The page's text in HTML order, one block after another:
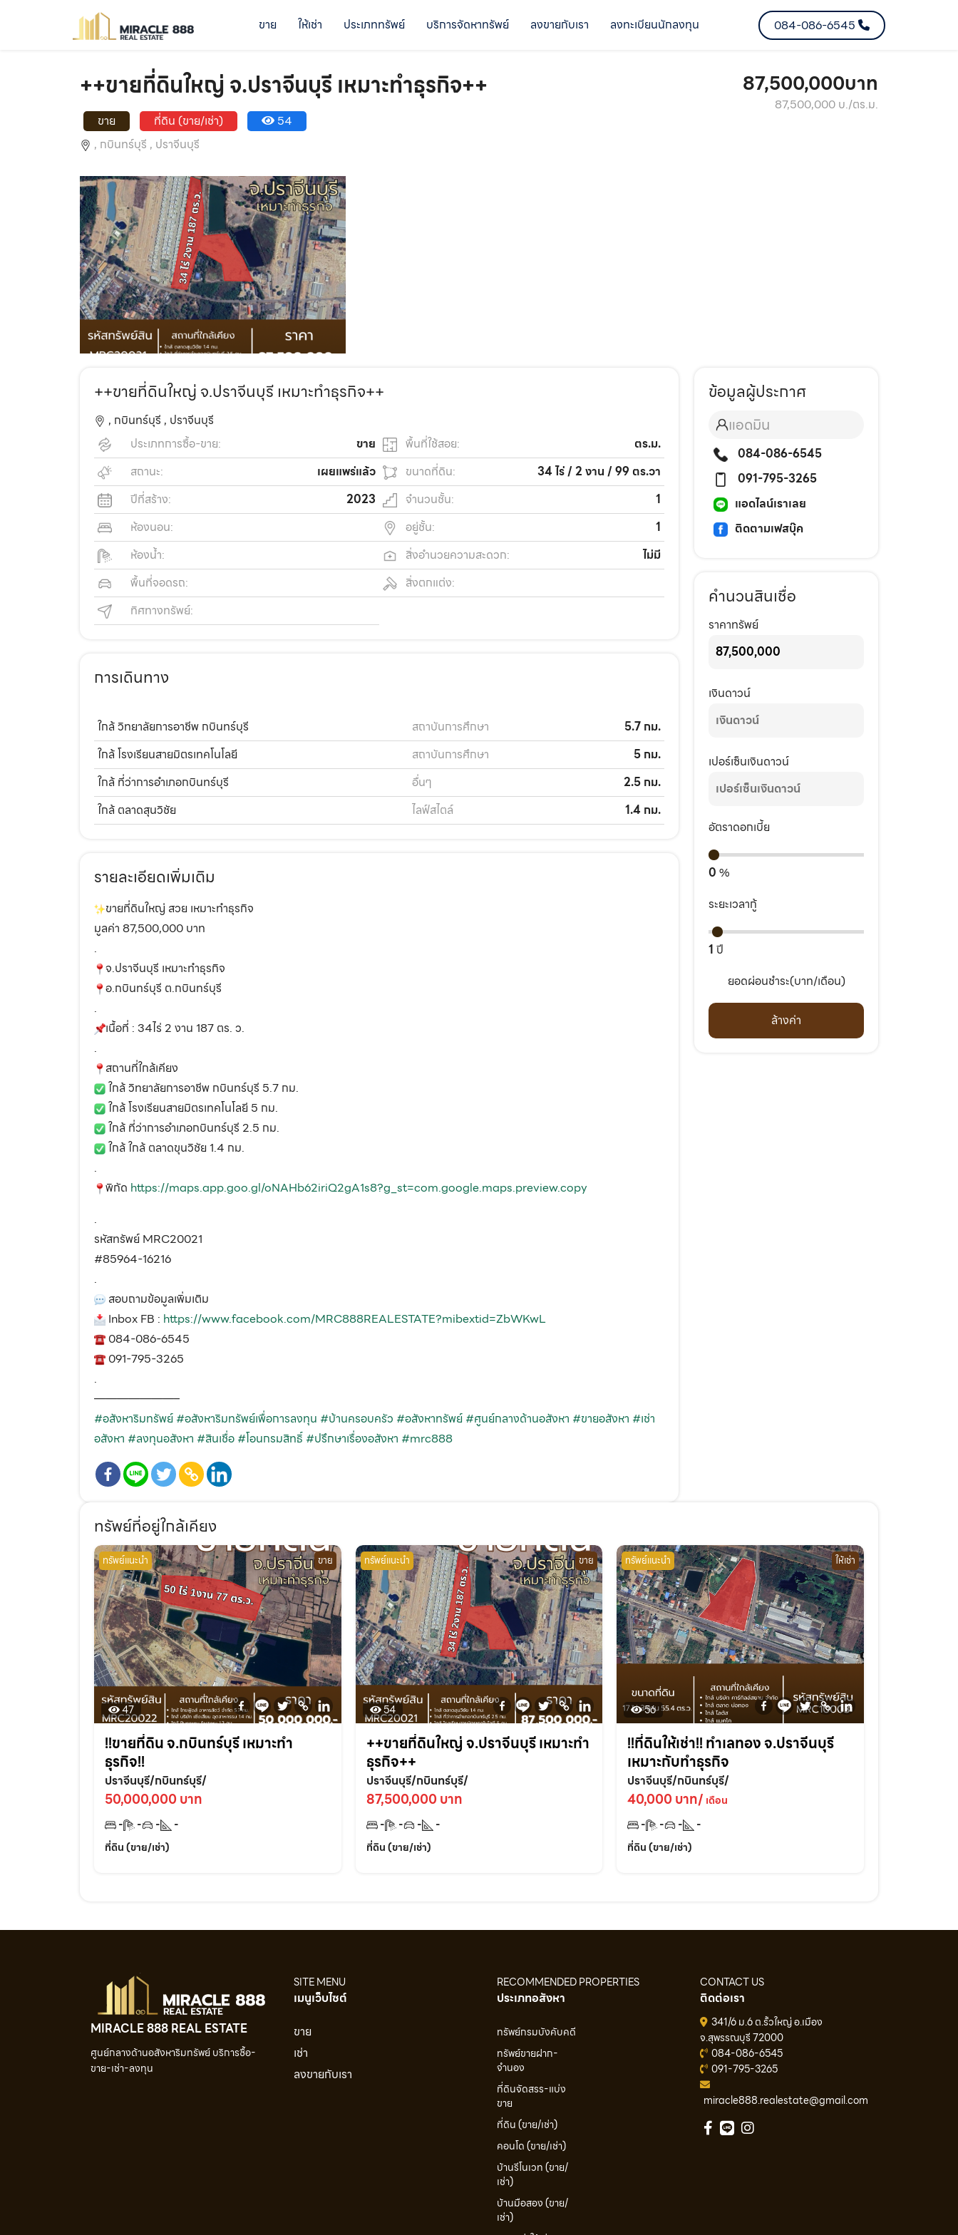
ขาย ให้เช่า ประเภททรัพย์ บริการจัดหาทรัพย์ ลงขายกับเรา ลงทะเบียนนักลงทุน 084-086-6545
++ขายที่ดินใหญ่ จ.ปราจีนบุรี เหมาะทำธุรกิจ++
ขาย ที่ดิน (ขาย/เช่า)
54
, กบินทร์บุรี , ปราจีนบุรี
87,500,000บาท
87,500,000 บ./ตร.ม.
++ขายที่ดินใหญ่ จ.ปราจีนบุรี เหมาะทำธุรกิจ++
, กบินทร์บุรี , ปราจีนบุรี
ประเภทการซื้อ-ขาย:
ขาย
สถานะ:
เผยแพร่แล้ว
ปีที่สร้าง:
2023
ห้องนอน:
ห้องน้ำ:
พื้นที่จอดรถ:
ทิศทางทรัพย์:
พื้นที่ใช้สอย:
ตร.ม.
ขนาดที่ดิน:
34 ไร่ / 2 งาน / 99 ตร.วา
จำนวนชั้น:
1
อยู่ชั้น:
1
สิ่งอำนวยความสะดวก:
ไม่มี
สิ่งตกแต่ง:
การเดินทาง
ใกล้ วิทยาลัยการอาชีพ กบินทร์บุรี สถาบันการศึกษา
5.7 กม.
ใกล้ โรงเรียนสายมิตรเทคโนโลยี
สถาบันการศึกษา
5 กม.
ใกล้ ที่ว่าการอำเภอกบินทร์บุรี
อื่นๆ
2.5 กม.
ใกล้ ตลาดสุนวิชัย
ไลฟ์สไตล์ 1.4 กม.
รายละเอียดเพิ่มเติม
ขายที่ดินใหญ่ สวย เหมาะทำธุรกิจ
มูลค่า 87,500,000 บาท
.
จ.ปราจีนบุรี เหมาะทำธุรกิจ
อ.กบินทร์บุรี ต.กบินทร์บุรี
.
เนื้อที่ : 34ไร่ 2 งาน 187 ตร. ว.
.
สถานที่ใกล้เคียง
ใกล้ วิทยาลัยการอาชีพ กบินทร์บุรี 5.7 กม.
ใกล้ โรงเรียนสายมิตรเทคโนโลยี 5 กม.
ใกล้ ที่ว่าการอำเภอกบินทร์บุรี 2.5 กม.
ใกล้ ใกล้ ตลาดขุนวิชัย 1.4 กม.
.
พิกัด https://maps.app.goo.gl/oNAHb62iriQ2gA1s8?g_st=com.google.maps.preview.copy
.
รหัสทรัพย์ MRC20021
#85964-16216
.
สอบถามข้อมูลเพิ่มเติม
Inbox FB : https://www.facebook.com/MRC888REALESTATE?mibextid=ZbWKwL
084-086-6545
091-795-3265
.
———————–
#อสังหาริมทรัพย์ #อสังหาริมทรัพย์เพื่อการลงทุน #บ้านครอบครัว #อสังหาทรัพย์ #ศูนย์กลางด้านอสังหา #ขายอสังหา #เช่า
อสังหา #ลงทุนอสังหา #สินเชื่อ #โอนกรมสิทธิ์ #ปรึกษาเรื่องอสังหา #mrc888
ข้อมูลผู้ประกาศ
แอดมิน
084-086-6545
091-795-3265
แอดไลน์เราเลย
ติดตามเฟสบุ๊ค
คำนวนสินเชื่อ
ราคาทรัพย์
เงินดาวน์
เปอร์เซ็นเงินดาวน์
อัตราดอกเบี้ย
0 %
ระยะเวลากู้
1 ปี
ยอดผ่อนชำระ(บาท/เดือน)
ล้างค่า
ทรัพย์ที่อยู่ใกล้เคียง
ทรัพย์แนะนำ ขาย
47
!!ขายที่ดิน จ.กบินทร์บุรี เหมาะทำ
ธุรกิจ!!
ปราจีนบุรี/กบินทร์บุรี/
50,000,000 บาท
- - -
-
ที่ดิน (ขาย/เช่า)
ทรัพย์แนะนำ ขาย
54
++ขายที่ดินใหญ่ จ.ปราจีนบุรี เหมาะทำ
ธุรกิจ++
ปราจีนบุรี/กบินทร์บุรี/
87,500,000 บาท
- - -
-
ที่ดิน (ขาย/เช่า)
ทรัพย์แนะนำ ให้เช่า
56
!!ที่ดินให้เช่า!! ทำเลทอง จ.ปราจีนบุรี
เหมาะกับทำธุรกิจ
ปราจีนบุรี/กบินทร์บุรี/
40,000 บาท/ เดือน
-
- -
-
ที่ดิน (ขาย/เช่า)
MIRACLE 888 REAL ESTATE
ศูนย์กลางด้านอสังหาริมทรัพย์ บริการซื้อ-
ขาย-เช่า-ลงทุน
SITE MENU
เมนูเว็บไซต์
ขาย
เช่า
ลงขายกับเรา
RECOMMENDED PROPERTIES
ประเภทอสังหา
ทรัพย์กรมบังคับคดี
ทรัพย์ขายฝาก-
จำนอง
ที่ดินจัดสรร-แบ่ง
ขาย
ที่ดิน (ขาย/เช่า)
คอนโด (ขาย/เช่า)
บ้านรีโนเวท (ขาย/
เช่า)
บ้านมือสอง (ขาย/
เช่า)
CONTACT US
ติดต่อเรา
341/6 ม.6 ต.รั้วใหญ่ อ.เมือง
จ.สุพรรณบุรี 72000
084-086-6545
091-795-3265
miracle888.realestate@gmail.com